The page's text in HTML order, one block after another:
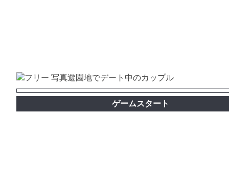
ゲームスタート